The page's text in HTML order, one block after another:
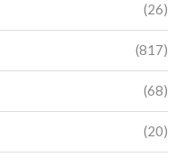
(26)
(817)
(68)
(20)